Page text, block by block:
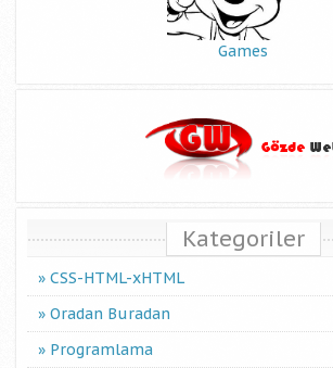
Games
Kategoriler
CSS-HTML-xHTML
Oradan Buradan
Programlama